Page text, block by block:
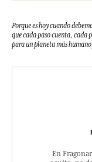
Porque es hoy cuando
que cada paso cuenta, cada
para un planeta más humano
En